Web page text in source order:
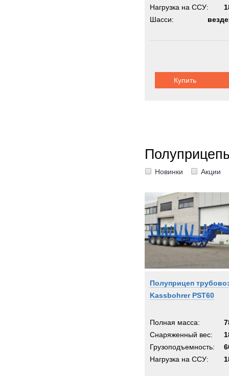
Нагрузка на ССУ:
Шасси:
Купить
Новинки Акции
Полуприцеп
Kassbohrer PST60
Полная масса:
Снаряженный вес:
Грузоподъемность:
Нагрузка на ССУ: